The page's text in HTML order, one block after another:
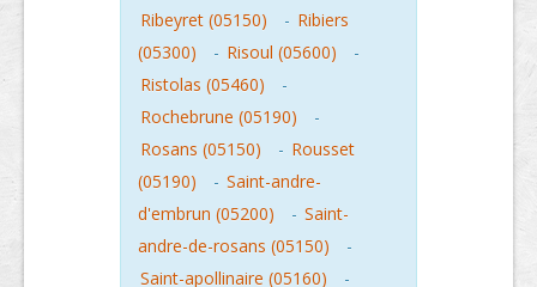
Ribeyret (05150)
- Ribiers
(05300)
- Risoul (05600)
-
Ristolas (05460)
-
Rochebrune (05190)
-
Rosans (05150)
- Rousset
(05190)
- Saint-andre-
d'embrun (05200)
- Saint-
andre-de-rosans (05150)
-
Saint-apollinaire (05160)
-